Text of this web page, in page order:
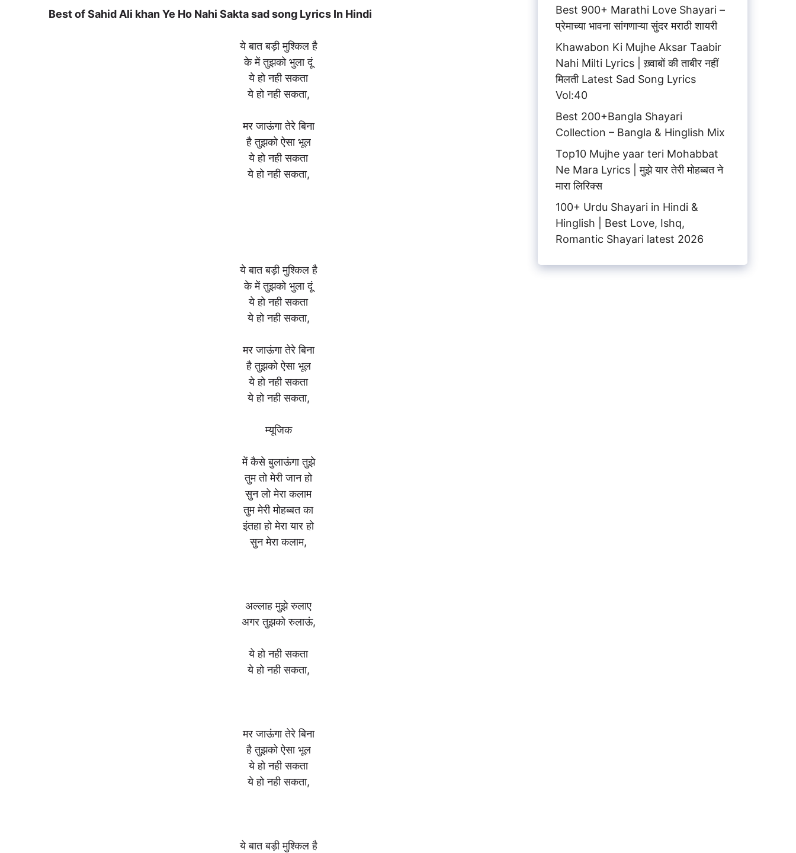
Best of Sahid Ali khan Ye Ho Nahi Sakta sad song Lyrics In Hindi
ये बात बड़ी मुश्किल है
के में तुझको भुला दूं
ये हो नही सकता
ये हो नही सकता,
मर जाऊंगा तेरे बिना
है तुझको ऐसा भूल
ये हो नही सकता
ये हो नही सकता,
ये बात बड़ी मुश्किल है
के में तुझको भुला दूं
ये हो नही सकता
ये हो नही सकता,
मर जाऊंगा तेरे बिना
है तुझको ऐसा भूल
ये हो नही सकता
ये हो नही सकता,
म्यूजिक
में कैसे बुलाऊंगा तुझे
तुम तो मेरी जान हो
सुन लो मेरा कलाम
तुम मेरी मोहब्बत का
इंतहा हो मेरा यार हो
सुन मेरा कलाम,
अल्लाह मुझे रुलाए
अगर तुझको रुलाऊं,
ये हो नही सकता
ये हो नही सकता,
मर जाऊंगा तेरे बिना
है तुझको ऐसा भूल
ये हो नही सकता
ये हो नही सकता,
ये बात बड़ी मुश्किल है
Best 900+ Marathi Love Shayari –
प्रेमाच्या भावना सांगणाऱ्या सुंदर मराठी शायरी
Khawabon Ki Mujhe Aksar Taabir
Nahi Milti Lyrics | ख़्वाबों की ताबीर नहीं
मिलती Latest Sad Song Lyrics
Vol:40
Best 200+Bangla Shayari
Collection – Bangla & Hinglish Mix
Top10 Mujhe yaar teri Mohabbat
Ne Mara Lyrics | मुझे यार तेरी मोहब्बत ने
मारा लिरिक्स
100+ Urdu Shayari in Hindi &
Hinglish | Best Love, Ishq,
Romantic Shayari latest 2026